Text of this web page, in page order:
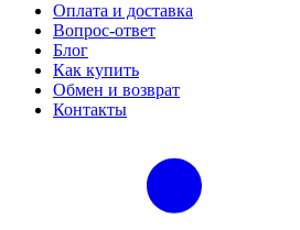
Оплата и доставка
Вопрос-ответ
Блог
Как купить
Обмен и возврат
Контакты